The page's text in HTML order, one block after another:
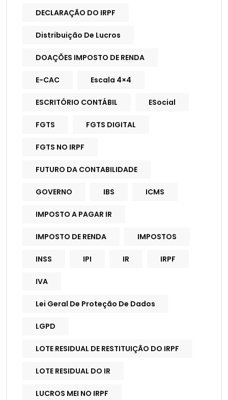
DECLARAÇÃO DO IRPF
Distribuição De Lucros
DOAÇÕES IMPOSTO DE RENDA
E-CAC Escala 4×4
ESCRITÓRIO CONTÁBIL ESocial
FGTS FGTS DIGITAL
FGTS NO IRPF
FUTURO DA CONTABILIDADE
GOVERNO IBS ICMS
IMPOSTO A PAGAR IR
IMPOSTO DE RENDA IMPOSTOS
INSS IPI IR IRPF
IVA
Lei Geral De Proteção De Dados
LGPD
LOTE RESIDUAL DE RESTITUIÇÃO DO IRPF
LOTE RESIDUAL DO IR
LUCROS MEI NO IRPF